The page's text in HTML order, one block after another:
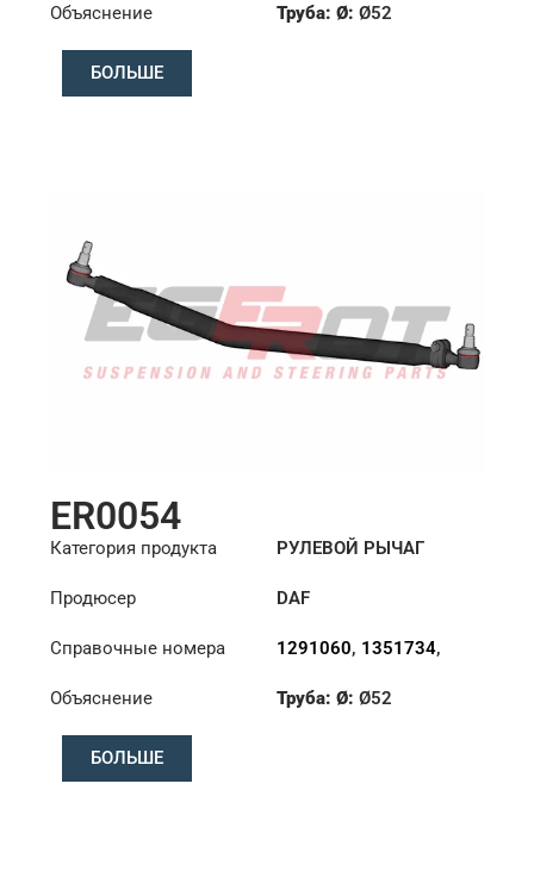
Объяснение
Труба: Ø:Ø52
БОЛЬШЕ
ER0054
Категория продукта РУЛЕВОЙ РЫЧАГ
Продюсер DAF
Справочные номера 1291060, 1351734,
Объяснение
Труба: Ø:Ø52
БОЛЬШЕ